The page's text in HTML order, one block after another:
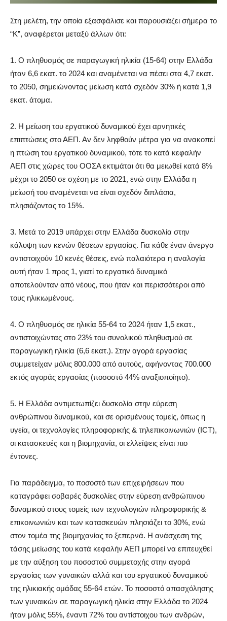
Στη μελέτη, την οποία εξασφάλισε και παρουσιάζει σήμερα το
“Κ”, αναφέρεται μεταξύ άλλων ότι:
1. Ο πληθυσμός σε παραγωγική ηλικία (15-64) στην Ελλάδα
ήταν 6,6 εκατ. το 2024 και αναμένεται να πέσει στα 4,7 εκατ.
το 2050, σημειώνοντας μείωση κατά σχεδόν 30% ή κατά 1,9
εκατ. άτομα.
2. Η μείωση του εργατικού δυναμικού έχει αρνητικές
επιπτώσεις στο ΑΕΠ. Αν δεν ληφθούν μέτρα για να ανακοπεί
η πτώση του εργατικού δυναμικού, τότε το κατά κεφαλήν
ΑΕΠ στις χώρες του ΟΟΣΑ εκτιμάται ότι θα μειωθεί κατά 8%
μέχρι το 2050 σε σχέση με το 2021, ενώ στην Ελλάδα η
μείωσή του αναμένεται να είναι σχεδόν διπλάσια,
πλησιάζοντας το 15%.
3. Μετά το 2019 υπάρχει στην Ελλάδα δυσκολία στην
κάλυψη των κενών θέσεων εργασίας. Για κάθε έναν άνεργο
αντιστοιχούν 10 κενές θέσεις, ενώ παλαιότερα η αναλογία
αυτή ήταν 1 προς 1, γιατί το εργατικό δυναμικό
αποτελούνταν από νέους, που ήταν και περισσότεροι από
τους ηλικιωμένους.
4. Ο πληθυσμός σε ηλικία 55-64 το 2024 ήταν 1,5 εκατ.,
αντιστοιχώντας στο 23% του συνολικού πληθυσμού σε
παραγωγική ηλικία (6,6 εκατ.). Στην αγορά εργασίας
συμμετείχαν μόλις 800.000 από αυτούς, αφήνοντας 700.000
εκτός αγοράς εργασίας (ποσοστό 44% αναξιοποίητο).
5. Η Ελλάδα αντιμετωπίζει δυσκολία στην εύρεση
ανθρώπινου δυναμικού, και σε ορισμένους τομείς, όπως η
υγεία, οι τεχνολογίες πληροφορικής & τηλεπικοινωνιών (ICT),
οι κατασκευές και η βιομηχανία, οι ελλείψεις είναι πιο
έντονες.
Για παράδειγμα, το ποσοστό των επιχειρήσεων που
καταγράφει σοβαρές δυσκολίες στην εύρεση ανθρώπινου
δυναμικού στους τομείς των τεχνολογιών πληροφορικής &
επικοινωνιών και των κατασκευών πλησιάζει το 30%, ενώ
στον τομέα της βιομηχανίας το ξεπερνά. Η ανάσχεση της
τάσης μείωσης του κατά κεφαλήν ΑΕΠ μπορεί να επιτευχθεί
με την αύξηση του ποσοστού συμμετοχής στην αγορά
εργασίας των γυναικών αλλά και του εργατικού δυναμικού
της ηλικιακής ομάδας 55-64 ετών. Το ποσοστό απασχόλησης
των γυναικών σε παραγωγική ηλικία στην Ελλάδα το 2024
ήταν μόλις 55%, έναντι 72% του αντίστοιχου των ανδρών,